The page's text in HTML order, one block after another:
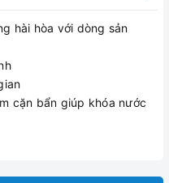
hài hòa với dòng sản
cặn bẩn giúp khóa nước